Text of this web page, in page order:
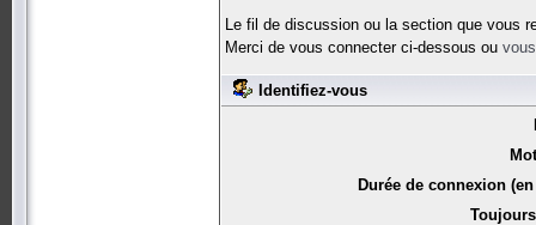
Le fil de discussion ou la section que vous
Merci de vous connecter ci-dessous ou
Identifiez-vous
Durée de connexion